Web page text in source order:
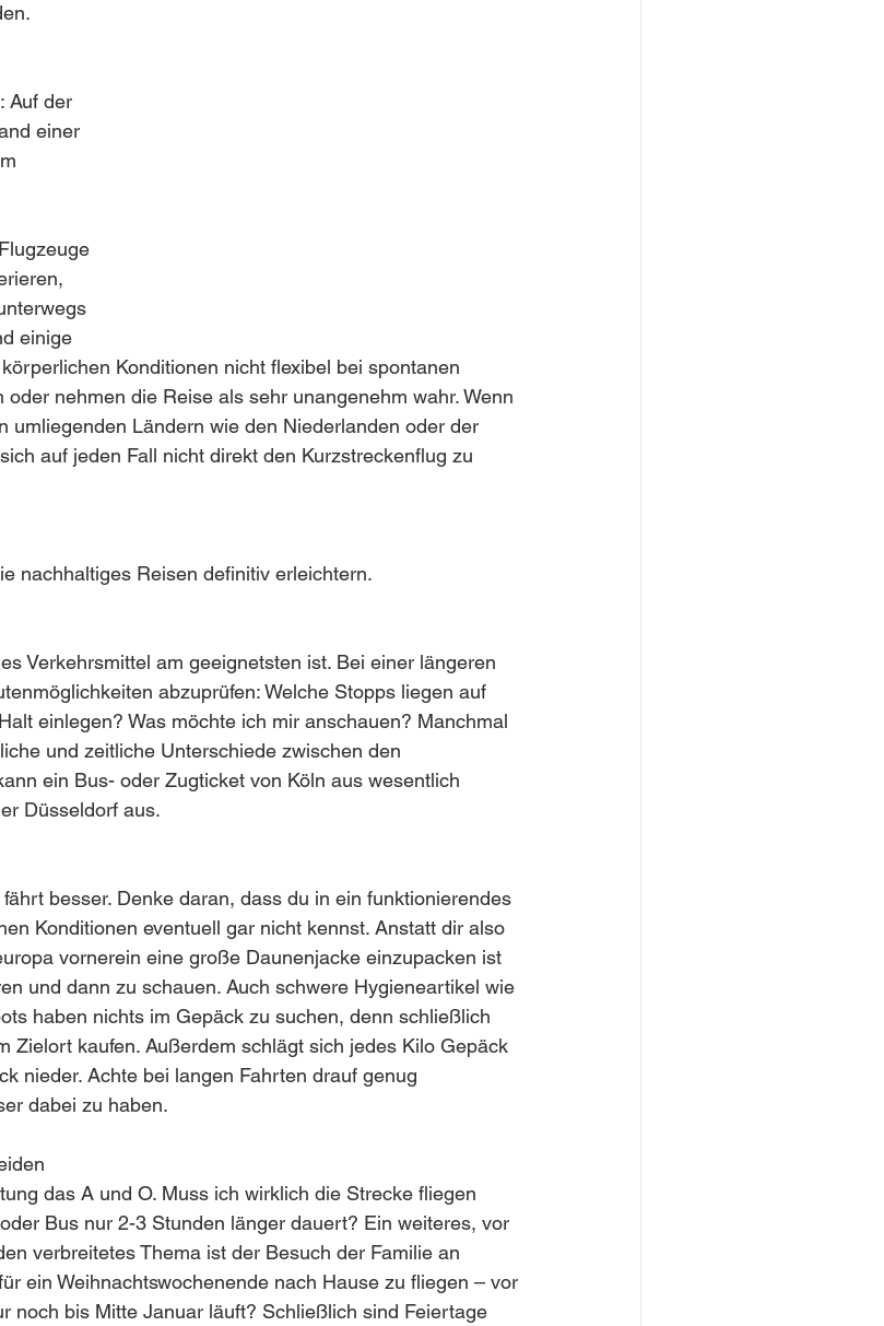
Auf der
einer
einige
Konditionen nicht flexibel bei spontanen
nehmen die Reise als sehr unangenehm wahr. Wenn
umliegenden Ländern wie den Niederlanden oder der
auf jeden Fall nicht direkt den Kurzstreckenflug zu
nachhaltiges Reisen definitiv erleichtern.
Verkehrsmittel am geeignetsten ist. Bei einer längeren
abzuprüfen: Welche Stopps liegen auf
einlegen? Was möchte ich mir anschauen? Manchmal
und zeitliche Unterschiede zwischen den
ein Bus- oder Zugticket von Köln aus wesentlich
Düsseldorf aus.
besser. Denke daran, dass du in ein funktionierendes
Konditionen eventuell gar nicht kennst. Anstatt dir also
vornerein eine große Daunenjacke einzupacken ist
und dann zu schauen. Auch schwere Hygieneartikel wie
haben nichts im Gepäck zu suchen, denn schließlich
Zielort kaufen. Außerdem schlägt sich jedes Kilo Gepäck
nieder. Achte bei langen Fahrten drauf genug
dabei zu haben.
das A und O. Muss ich wirklich die Strecke fliegen
Bus nur 2-3 Stunden länger dauert? Ein weiteres, vor
verbreitetes Thema ist der Besuch der Familie an
ein Weihnachtswochenende nach Hause zu fliegen – vor
noch bis Mitte Januar läuft? Schließlich sind Feiertage